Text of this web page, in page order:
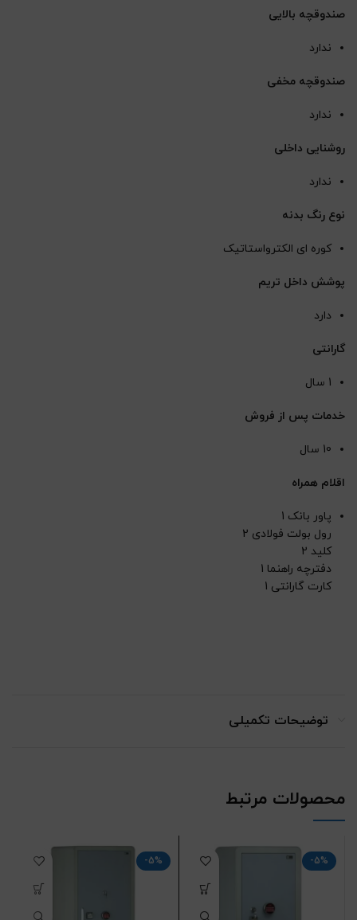
صندوقچه بالایی
ندارد
صندوقچه مخفی
ندارد
روشنایی داخلی
ندارد
نوع رنگ بدنه
کوره ای الکترواستاتیک
پوشش داخل تریم
دارد
گارانتی
1 سال
خدمات پس از فروش
10 سال
اقلام همراه
پاور بانک 1
رول بولت فولادی 2
کلید 2
دفترچه راهنما 1
کارت گارانتی 1
توضیحات تکمیلی
محصولات مرتبط
-5%
-5%